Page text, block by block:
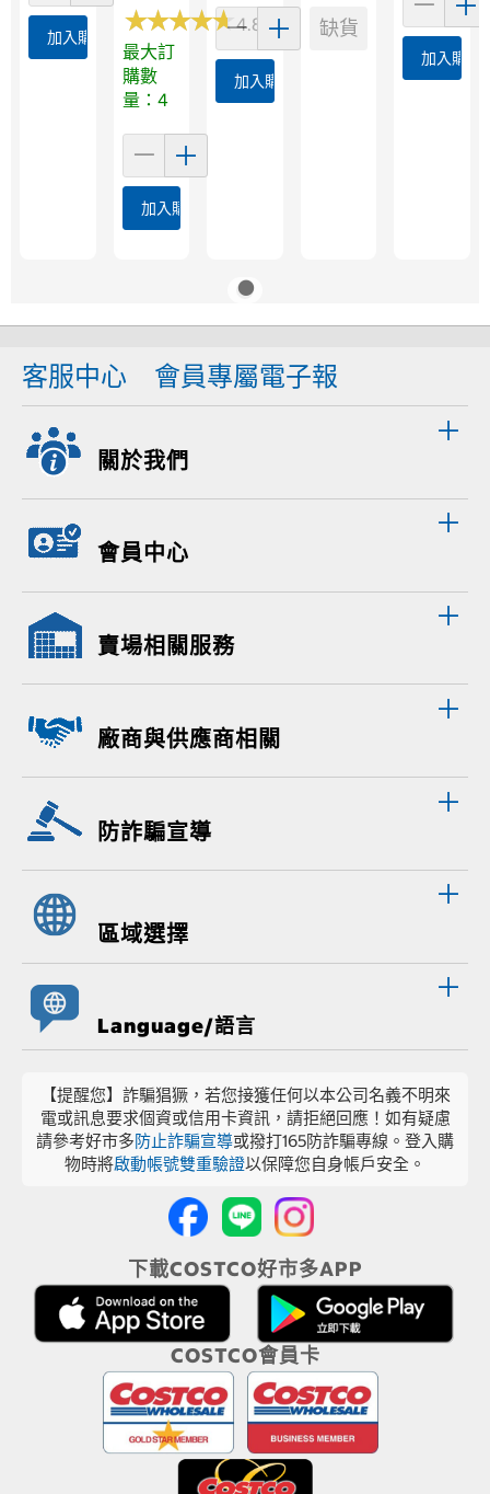
加入購物車 ★★★★★
★★★★★4.8 (63)
最大訂
購數
量：4
加入購物車
加入購物車
缺貨
加入購物
客服中心 會員專屬電子報
關於我們
會員中心
賣場相關服務
廠商與供應商相關
防詐騙宣導
區域選擇
Language/語言
【提醒您】詐騙猖獗，若您接獲任何以本公司名義不明來
電或訊息要求個資或信用卡資訊，請拒絕回應！如有疑慮
請參考好市多防止詐騙宣導或撥打165防詐騙專線。登入購
物時將啟動帳號雙重驗證以保障您自身帳戶安全。
下載COSTCO好市多APP
COSTCO會員卡